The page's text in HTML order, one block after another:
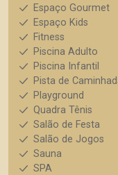
Espaço Gourmet
Espaço Kids
Fitness
Piscina Adulto
Piscina Infantil
Pista de
Playground
Quadra Tênis
Salão de Festa
Salão de Jogos
Sauna
SPA